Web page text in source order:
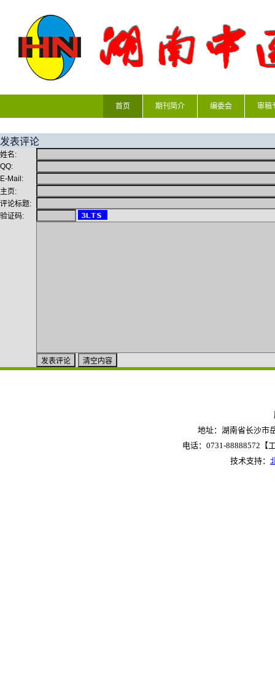
首页 期刊简介 编委会 审稿
发表评论
姓名:
QQ:
E-Mail:
主页:
评论标题:
验证码:
地址：湖南省长沙市
电话：0731-88888572【
技术支持：